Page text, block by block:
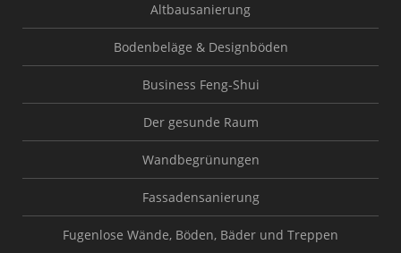
Altbausanierung
Bodenbeläge & Designböden
Business Feng-Shui
Der gesunde Raum
Wandbegrünungen
Fassadensanierung
Fugenlose Wände, Böden, Bäder und Treppen